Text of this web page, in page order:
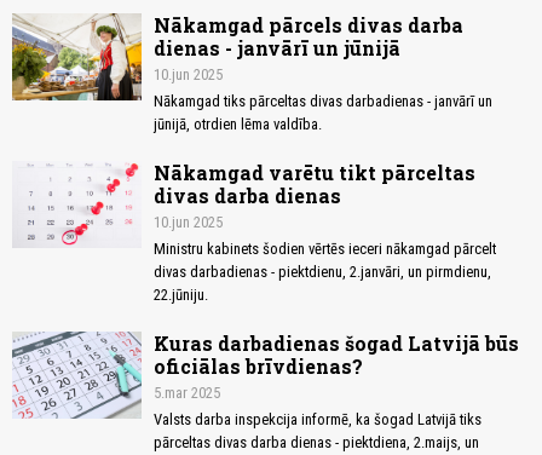
Nākamgad pārcels divas darba
dienas - janvārī un jūnijā
10.jun 2025
Nākamgad tiks pārceltas divas darbadienas - janvārī un
jūnijā, otrdien lēma valdība.
Nākamgad varētu tikt pārceltas
divas darba dienas
10.jun 2025
Ministru kabinets šodien vērtēs ieceri nākamgad pārcelt
divas darbadienas - piektdienu, 2.janvāri, un pirmdienu,
22.jūniju.
Kuras darbadienas šogad Latvijā būs
oficiālas brīvdienas?
5.mar 2025
Valsts darba inspekcija informē, ka šogad Latvijā tiks
pārceltas divas darba dienas - piektdiena, 2.maijs, un